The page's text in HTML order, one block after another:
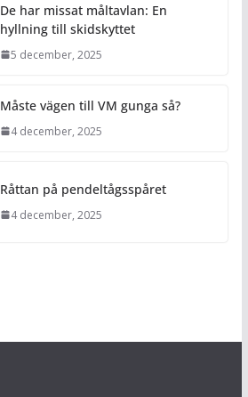
De har missat måltavlan: En
hyllning till skidskyttet
5 december, 2025
Måste vägen till VM gunga så?
4 december, 2025
Råttan på pendeltågsspåret
4 december, 2025